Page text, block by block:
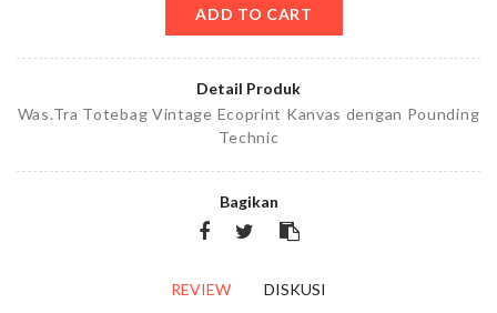
ADD TO CART
Detail Produk
Was.Tra Totebag Vintage Ecoprint Kanvas dengan Pounding
Technic
Bagikan
REVIEW DISKUSI